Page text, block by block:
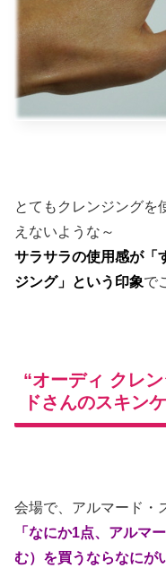
とてもクレンジングを
えないような～
サラサラの使用感が「
ジング」という印象で
“オーディ クレ
ドさんのスキン
会場で、アルマード・
「なにか1点、アルマ
む）を買うならなにが